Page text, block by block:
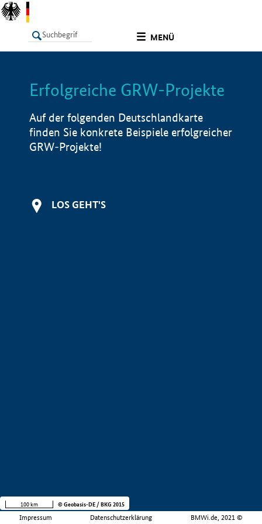
MENÜ
LISTE Info
Erfolgreiche GRW-Projekte
Auf der folgenden Deutschlandkarte
finden Sie konkrete Beispiele erfolgreicher
GRW-Projekte!
LOS GEHT'S
Impressum Datenschutzerklärung BMWi.de, 2021 ©
100 km © Geobasis-DE / BKG 2015